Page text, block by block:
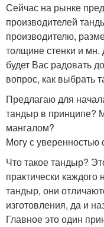
Сейчас на рынке
производителей
производителю,
толщине стенки и мн.
будет Вас радовать
вопрос, как выбрать
Предлагаю для
тандыр в принципе?
мангалом?
Могу с уверенностью
Что такое тандыр?
практически каждого
тандыр, они
изготовления, да и
Главное это один